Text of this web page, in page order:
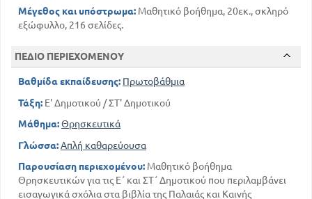
Μέγεθος και υπόστρωμα: Μαθητικό βοήθημα, 20εκ., σκληρό
εξώφυλλο, 216 σελίδες.
ΠΕΔΙΟ ΠΕΡΙΕΧΟΜΕΝΟΥ
Βαθμίδα εκπαίδευσης: Πρωτοβάθμια
Τάξη: Ε' Δημοτικού / ΣΤ' Δημοτικού
Μάθημα:Θρησκευτικά
Γλώσσα:Απλή καθαρεύουσα
Παρουσίαση περιεχομένου: Μαθητικό βοήθημα
Θρησκευτικών για τις Ε΄ και ΣΤ΄ Δημοτικού που περιλαμβάνει
εισαγωγικά σχόλια στα βιβλία της Παλαιάς και Καινής